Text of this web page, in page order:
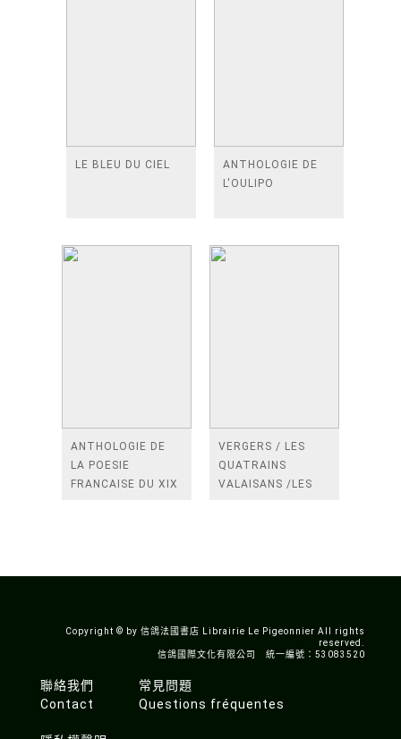
LE BLEU DU CIEL
ANTHOLOGIE DE
L'OULIPO
ANTHOLOGIE DE
LA POESIE
FRANCAISE DU XIX
VERGERS / LES
QUATRAINS
VALAISANS /LES
Copyright © by 信鴿法國書店 Librairie Le Pigeonnier All rights
reserved.
信鴿國際文化有限公司 統一編號：53083520
聯絡我們
Contact
常見問題
Questions fréquentes